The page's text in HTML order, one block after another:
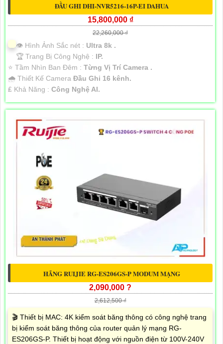
ĐẦU GHI DHI-NVR5216-16P-EI DAHUA
15,800,000 ₫
22,260,000 ₫
👁 Hình Ảnh Sắc nét : Ultra 8k .
🏆 Trang Bị Công Nghệ : IP.
⭐ Tầm Nhìn Ban Đêm : Từng Vị Trí Camera .
🌧️ Thiết Kế Camera Đầu Ghi 16 kênh.
️₤ Khả Năng : Công Nghệ AI.
HÃNG RUIJIE RG-ES206GS-P MODUM MẠNG
2,090,000 ?
2,612,500 ₫
🎬 Thiết bị MAC: 4K kiểm soát băng thông có công nghệ trang
bị kiểm soát băng thông của router quản lý mạng RG-
ES206GS-P. Thiết bị hoạt động với nguồn điện từ 100V-240V